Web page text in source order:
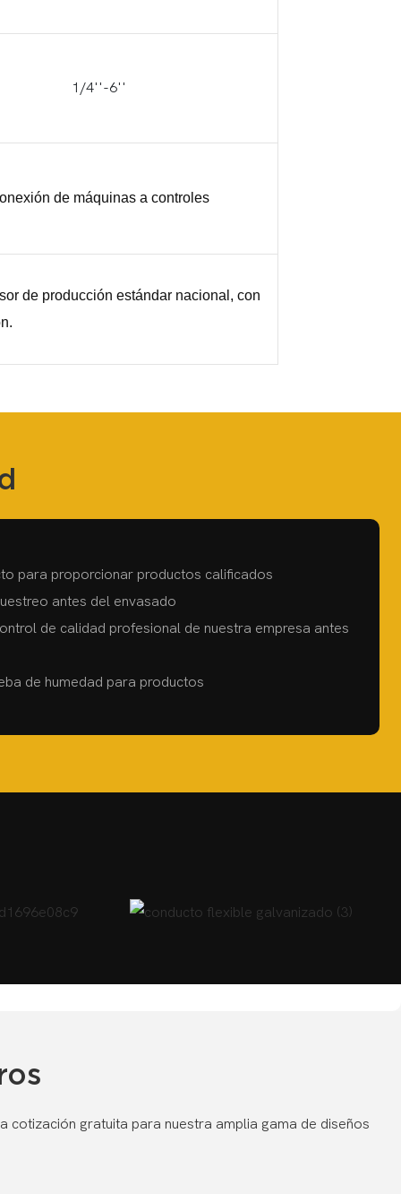
1/4''-6''
de máquinas a controles
de producción estándar nacional, con
para proporcionar productos calificados
antes del envasado
de calidad profesional de nuestra empresa antes
de humedad para productos
gratuita para nuestra amplia gama de diseños